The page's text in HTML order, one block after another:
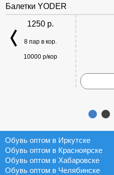
Балетки YODER
1250 р.
8 пар в кор.
10000 р/кор
Обувь оптом в Иркутске
Обувь оптом в Красноярске
Обувь оптом в Хабаровске
Обувь оптом в Челябинске